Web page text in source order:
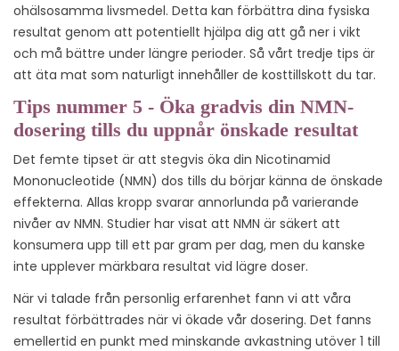
ohälsosamma livsmedel. Detta kan förbättra dina fysiska
resultat genom att potentiellt hjälpa dig att gå ner i vikt
och må bättre under längre perioder. Så vårt tredje tips är
att äta mat som naturligt innehåller de kosttillskott du tar.
Tips nummer 5 - Öka gradvis din NMN-
dosering tills du uppnår önskade resultat
Det femte tipset är att stegvis öka din Nicotinamid
Mononucleotide (NMN) dos tills du börjar känna de önskade
effekterna. Allas kropp svarar annorlunda på varierande
nivåer av NMN. Studier har visat att NMN är säkert att
konsumera upp till ett par gram per dag, men du kanske
inte upplever märkbara resultat vid lägre doser.
När vi talade från personlig erfarenhet fann vi att våra
resultat förbättrades när vi ökade vår dosering. Det fanns
emellertid en punkt med minskande avkastning utöver 1 till